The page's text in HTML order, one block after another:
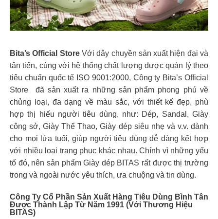
Bita’s Official StoreVới dây chuyền sản xuất hiện đại và
tân tiến, cùng với hệ thống chất lượng được quản lý theo
tiêu chuẩn quốc tế ISO 9001:2000, Công ty Bita’s Official
Store đã sản xuất ra những sản phẩm phong phú về
chủng loại, đa dạng về màu sắc, với thiết kế đẹp, phù
hợp thị hiếu người tiêu dùng, như: Dép, Sandal, Giày
công sở, Giày Thể Thao, Giày dép siêu nhẹ và v.v. dành
cho mọi lứa tuổi, giúp người tiêu dùng dễ dàng kết hợp
với nhiều loại trang phục khác nhau. Chính vì những yếu
tố đó, nên sản phẩm Giày dép BITAS rất được thị trường
trong và ngoài nước yêu thích, ưa chuộng và tin dùng.
Công Ty Cổ Phần Sản Xuất Hàng Tiêu Dùng Bình Tân
Được Thành Lập Từ Năm 1991 (với Thương Hiệu
BITAS)